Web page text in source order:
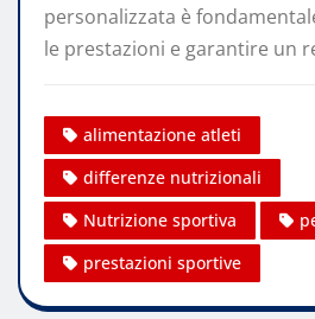
personalizzata è
le prestazioni e garantire un
alimentazione atleti
differenze nutrizionali
Nutrizione sportiva
prestazioni sportive